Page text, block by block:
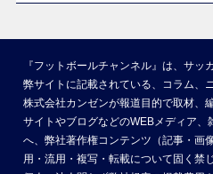
『フットボールチャンネル』は、サッ
弊サイトに記載されている、コラム、
株式会社カンゼンが報道目的で取材、
サイトやブログなどのWEBメディア
へ、弊社著作権コンテンツ（記事・画
用・流用・複写・転載について固く禁